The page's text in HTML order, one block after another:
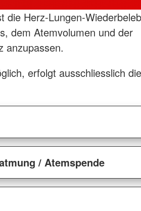
die Herz-Lungen-
dem Atemvolumen und der
anzupassen.
erfolgt ausschliesslich die
/ Atemspende